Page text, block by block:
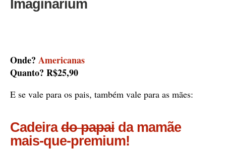
Imaginarium
Onde? Americanas
Quanto? R$25,90
E se vale para os pais, também vale para as mães:
Cadeirado papai da mamãe
mais-que-premium!